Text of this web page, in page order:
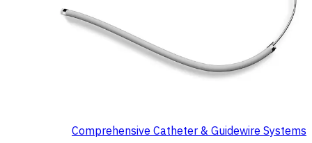
Comprehensive Catheter & Guidewire Systems